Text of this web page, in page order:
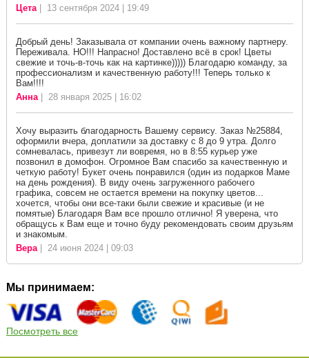
Цета| 13 сентября 2024 | 19:49
Добрый день! Заказывала от компании очень важному партнеру.
Переживала. НО!!! Напрасно! Доставлено всё в срок! Цветы
свежие и точь-в-точь как на картинке))))) Благодарю команду, за
профессионализм и качественную работу!!! Теперь только к
Вам!!!!
Анна| 28 января 2025 | 16:02
Хочу выразить благодарность Вашему сервису. Заказ №25884,
оформили вчера, доплатили за доставку с 8 до 9 утра. Долго
сомневалась, привезут ли вовремя, но в 8:55 курьер уже
позвонил в домофон. Огромное Вам спасибо за качественную и
четкую работу! Букет очень понравился (один из подарков Маме
на день рождения). В виду очень загруженного рабочего
графика, совсем не остается времени на покупку цветов...
хочется, чтобы они все-таки были свежие и красивые (и не
помятые) Благодаря Вам все прошло отлично! Я уверена, что
обращусь к Вам еще и точно буду рекомендовать своим друзьям
и знакомым.
Вера| 24 июня 2024 | 09:03
Мы принимаем:
Посмотреть все